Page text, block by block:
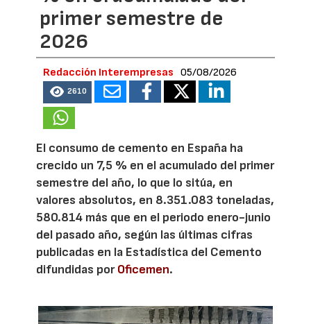
primer semestre de
2026
Redacción Interempresas 05/08/2026
2610
El consumo de cemento en España ha
crecido un 7,5 % en el acumulado del primer
semestre del año, lo que lo sitúa, en
valores absolutos, en 8.351.083 toneladas,
580.814 más que en el periodo enero-junio
del pasado año, según las últimas cifras
publicadas en la Estadística del Cemento
difundidas porOficemen.